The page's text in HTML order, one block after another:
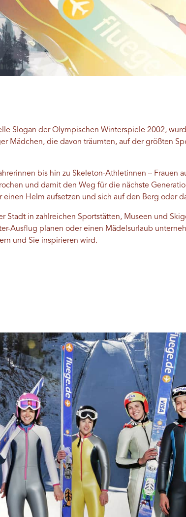
Slogan der Olympischen Winterspiele 2002,
Mädchen, die davon träumten, auf der größten
bis hin zu Skeleton-Athletinnen – Frauen
und damit den Weg für die nächste
Helm aufsetzen und sich auf den Berg oder
Stadt in zahlreichen Sportstätten, Museen und
Ausflug planen oder einen Mädelsurlaub
und Sie inspirieren wird.